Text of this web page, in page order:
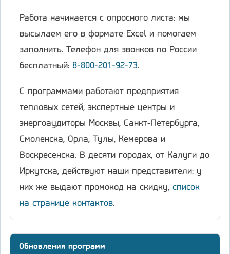
Работа начинается с опросного листа: мы
высылаем его в формате Excel и помогаем
заполнить. Телефон для звонков по России
бесплатный: 8-800-201-92-73.
С программами работают предприятия
тепловых сетей, экспертные центры и
энергоаудиторы Москвы, Санкт-Петербурга,
Смоленска, Орла, Тулы, Кемерова и
Воскресенска. В десяти городах, от Калуги до
Иркутска, действуют наши представители: у
них же выдают промокод на скидку, список
на странице контактов.
Обновления программ